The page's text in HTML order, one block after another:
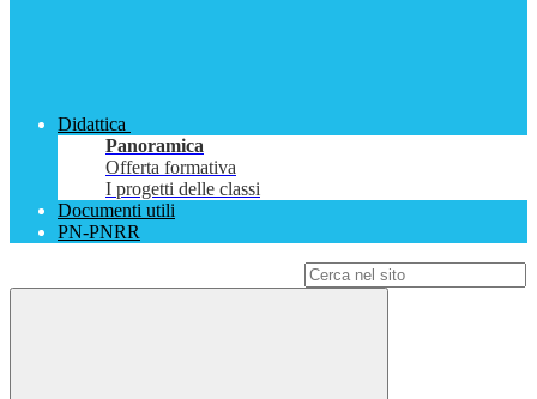
Didattica
Panoramica
Offerta formativa
I progetti delle classi
Documenti utili
PN-PNRR